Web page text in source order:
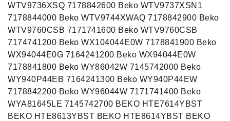
WTV9736XSQ 7178842600 Beko WTV9737XSN1
7178844000 Beko WTV9744XWAQ 7178842900 Beko
WTV9760CSB 7171741600 Beko WTV9760CSB
7174741200 Beko WX104044E0W 7178841900 Beko
WX94044E0G 7164241200 Beko WX94044E0W
7178841800 Beko WY86042W 7145742000 Beko
WY940P44EB 7164241300 Beko WY940P44EW
7178842200 Beko WY96044W 7171741400 Beko
WYA81645LE 7145742700 BEKO HTE7614YBST
BEKO HTE8613YBST BEKO HTE8614YBST BEKO